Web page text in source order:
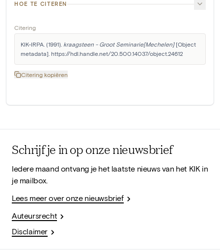
HOE TE CITEREN
Citering
KIK-IRPA. (1991). kraagsteen - Groot Seminarie[Mechelen] [Object
metadata]. https://hdl.handle.net/20.500.14037/object.24612
Citering kopiëren
Schrijf je in op onze nieuwsbrief
Iedere maand ontvang je het laatste nieuws van het KIK in
je mailbox.
Lees meer over onze nieuwsbrief
Auteursrecht
Disclaimer